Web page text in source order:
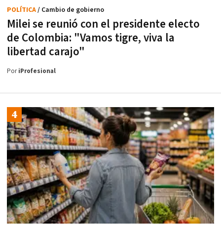
Milei se reunió con el presidente electo
de Colombia: "Vamos tigre, viva la
libertad carajo"
POLÍTICA/ Cambio de gobierno
PoriProfesional